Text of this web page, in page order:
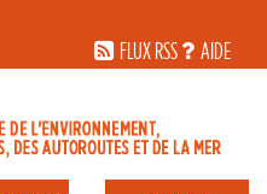
FLUX RSS
AIDE